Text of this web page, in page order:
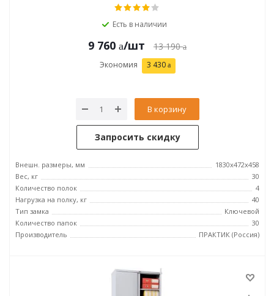
Есть в наличии
9 760 /шт 13 190
Экономия 3 430
В корзину
Запросить скидку
Внешн. размеры, мм
1830x472x458
Вес, кг
30
Количество полок
4
Нагрузка на полку, кг
40
Тип замка
Ключевой
Количество папок
30
Производитель
ПРАКТИК (Россия)